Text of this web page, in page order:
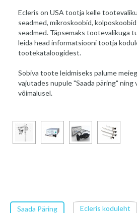
Ecleris on USA tootja kelle
seadmed, mikroskoobid,
seadmed. Täpsemaks tootevalikuga
leida head informatsiooni tootja
tootekataloogidest.
Sobiva toote leidmiseks palume
vajutades nupule "Saada päring" ning
võimalusel.
Saada Päring Ecleris koduleht